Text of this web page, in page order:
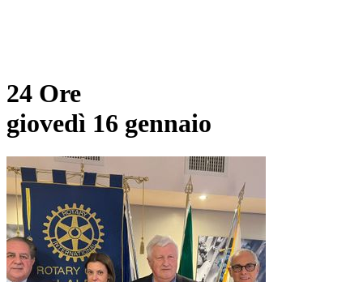
24 Ore
giovedì 16 gennaio